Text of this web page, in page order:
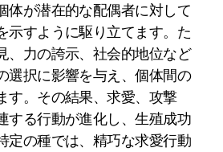
体が潜在的な配偶者に対して
示すように駆り立てます。た
、力の誇示、社会的地位など
選択に影響を与え、個体間の
す。その結果、求愛、攻撃
する行動が進化し、生殖成功
定の種では、精巧な求愛行動